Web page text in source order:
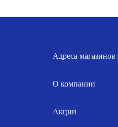
250.00 р..
Адреса магазинов
О компании
Акции